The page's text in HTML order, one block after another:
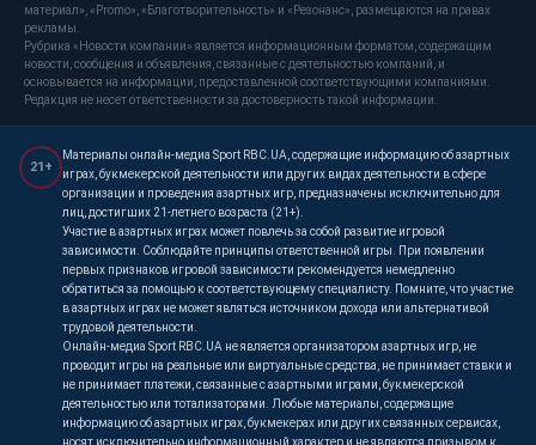
материал», «Promo», «Благотворительность» и «Резонанс», размещаются на правах
рекламы.
Рубрика «Новости компании» является информационным форматом, содержащим
новости, сообщения и объявления, связанные с деятельностью компаний, и
основывается на информации, предоставленной соответствующими компаниями.
Редакция не несет ответственности за достоверность такой информации.
21+
Материалы онлайн-медиа Sport RBC.UA, содержащие информацию об азартных
играх, букмекерской деятельности или других видах деятельности в сфере
организации и проведения азартных игр, предназначены исключительно для
лиц, достигших 21-летнего возраста (21+).
Участие в азартных играх может повлечь за собой развитие игровой
зависимости. Соблюдайте принципы ответственной игры. При появлении
первых признаков игровой зависимости рекомендуется немедленно
обратиться за помощью к соответствующему специалисту. Помните, что участие
в азартных играх не может являться источником дохода или альтернативой
трудовой деятельности.
Онлайн-медиа Sport RBC.UA не является организатором азартных игр, не
проводит игры на реальные или виртуальные средства, не принимает ставки и
не принимает платежи, связанные с азартными играми, букмекерской
деятельностью или тотализаторами. Любые материалы, содержащие
информацию об азартных играх, букмекерах или других связанных сервисах,
носят исключительно информационный характер и не являются призывом к